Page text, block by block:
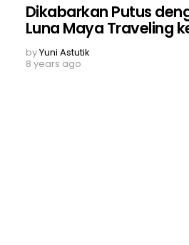
Dikabarkan Putus
Luna Maya Traveling
byYuni Astutik
8 years ago